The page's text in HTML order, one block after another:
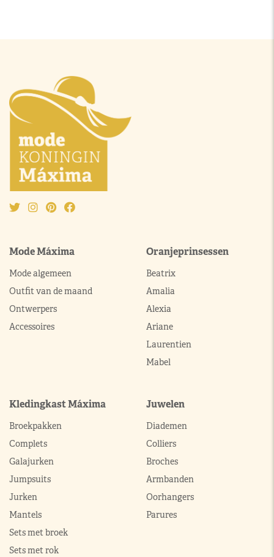
Mode Máxima
Mode algemeen
Outfit van de maand
Ontwerpers
Accessoires
Oranjeprinsessen
Beatrix
Amalia
Alexia
Ariane
Laurentien
Mabel
Kledingkast Máxima
Broekpakken
Complets
Galajurken
Jumpsuits
Jurken
Mantels
Sets met broek
Sets met rok
Juwelen
Diademen
Colliers
Broches
Armbanden
Oorhangers
Parures